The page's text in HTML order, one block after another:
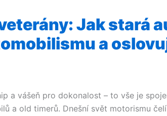
Jak stará
a
a vášeň pro dokonalost – to vše je
a old timerů. Dnešní svět motorismu